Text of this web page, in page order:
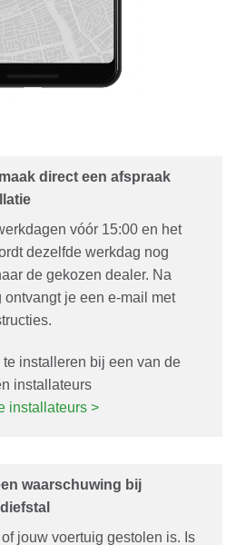
direct een afspraak
vóór 15:00 en het
dezelfde werkdag nog
de gekozen dealer. Na
ontvangt je een e-mail met
te installeren bij een van de
installateurs
installateurs >
waarschuwing bij
jouw voertuig gestolen is. Is